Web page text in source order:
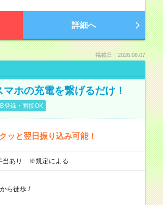
詳細へ
掲載日：2026.08.07
ホの充電を繋げるだけ！
登録・面接OK
ッと翌日振り込み可能！
当あり ※規定による
ら徒歩/